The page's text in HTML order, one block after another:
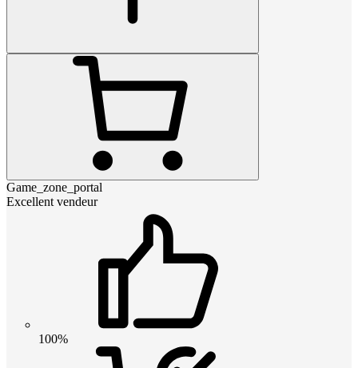
Game_zone_portal
Excellent vendeur
100%